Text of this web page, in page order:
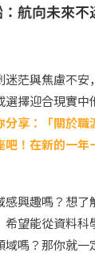
航向未來不
茫與焦慮不安
選擇迎合現實中
分享：「關於職
吧！在新的一年
興趣嗎？想了
望能從資料科
嗎？那你就一